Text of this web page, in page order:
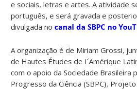
e sociais, letras e artes. A atividade
português, e será gravada e
divulgada nocanal da SBPC no
A organização é de Miriam Grossi,
de Hautes Études de I´Amérique
com o apoio da Sociedade Brasileira
Progresso da Ciência (SBPC), Projeto